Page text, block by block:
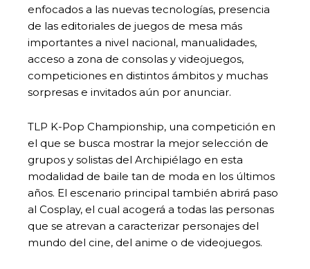
enfocados a las nuevas tecnologías, presencia
de las editoriales de juegos de mesa más
importantes a nivel nacional, manualidades,
acceso a zona de consolas y videojuegos,
competiciones en distintos ámbitos y muchas
sorpresas e invitados aún por anunciar.
TLP K-Pop Championship, una competición en
el que se busca mostrar la mejor selección de
grupos y solistas del Archipiélago en esta
modalidad de baile tan de moda en los últimos
años. El escenario principal también abrirá paso
al Cosplay, el cual acogerá a todas las personas
que se atrevan a caracterizar personajes del
mundo del cine, del anime o de videojuegos.